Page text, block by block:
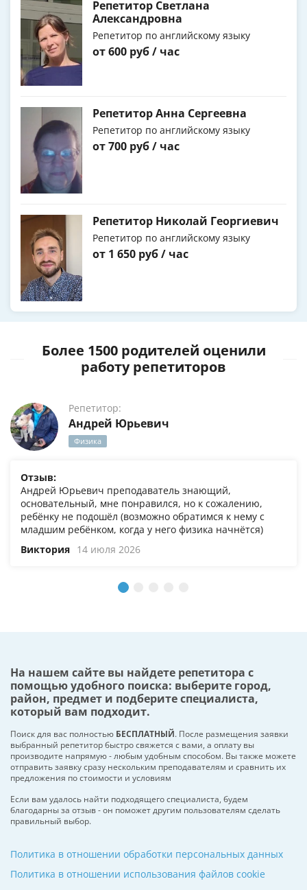
Репетитор Светлана
Александровна
Репетитор по английскому языку
от 600 руб / час
Репетитор Анна Сергеевна
Репетитор по английскому языку
от 700 руб / час
Репетитор Николай Георгиевич
Репетитор по английскому языку
от 1 650 руб / час
Более 1500 родителей оценили
работу репетиторов
Репетитор:
Андрей Юрьевич
Физика
Отзыв:
Андрей Юрьевич преподаватель знающий,
основательный, мне понравился, но к сожалению,
ребёнку не подошёл (возможно обратимся к нему с
младшим ребёнком, когда у него физика начнётся)
Виктория 14 июля 2026
На нашем сайте вы найдете репетитора с
помощью удобного поиска: выберите город,
район, предмет и подберите специалиста,
который вам подходит.
Поиск для вас полностью БЕСПЛАТНЫЙ. После размещения заявки
выбранный репетитор быстро свяжется с вами, а оплату вы
производите напрямую - любым удобным способом. Вы также можете
отправить заявку сразу нескольким преподавателям и сравнить их
предложения по стоимости и условиям
Если вам удалось найти подходящего специалиста, будем
благодарны за отзыв - он поможет другим пользователям сделать
правильный выбор.
Политика в отношении обработки персональных данных
Политика в отношении использования файлов cookie